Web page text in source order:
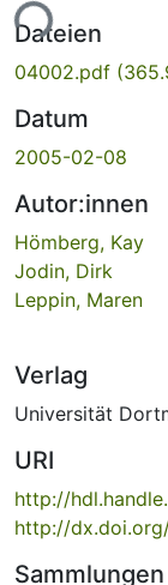
Dateien
04002.pdf
Datum
2005-02-08
Autor:innen
Hömberg, Kay
Jodin, Dirk
Leppin, Maren
Verlag
Universität
URI
http://
http://
Sammlungen